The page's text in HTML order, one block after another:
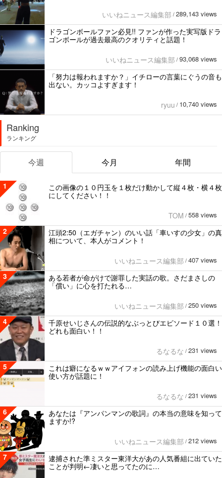
いいねニュース編集部 / 289,143 views
ドラゴンボールファン必見!! ファンが作った実写版ドラ
ゴンボールが過去最高のクオリティと話題！
いいねニュース編集部 / 93,068 views
「努力は報われますか？」イチローの言葉にぐうの音も
出ない。カッコよすぎます！
ryuu / 10,740 views
Ranking
ランキング
今週 今月 年間
1
この画像の１０円玉を１枚だけ動かして縦４枚・横４枚
にしてください！！
TOM / 558 views
2
江頭2:50（エガチャン）のいい話「車いすの少女」の真
相について、本人がコメント！
いいねニュース編集部 / 407 views
3
ある若者が命がけで謝罪した実話の歌。さだまさしの
「償い」に心を打たれる…
いいねニュース編集部 / 250 views
4
千原せいじさんの伝説的なぶっとびエピソード１０選！
どれも面白い！！
るなるな / 231 views
5
これは癖になるｗｗアイフォンの読み上げ機能の面白い
使い方が話題に！
るなるな / 231 views
6
あなたは『アンパンマンの歌詞』の本当の意味を知って
ますか!?
いいねニュース編集部 / 212 views
7
逮捕された準ミスター東洋大があの人気番組に出ていた
ことが判明←凄いと思ってたのに…